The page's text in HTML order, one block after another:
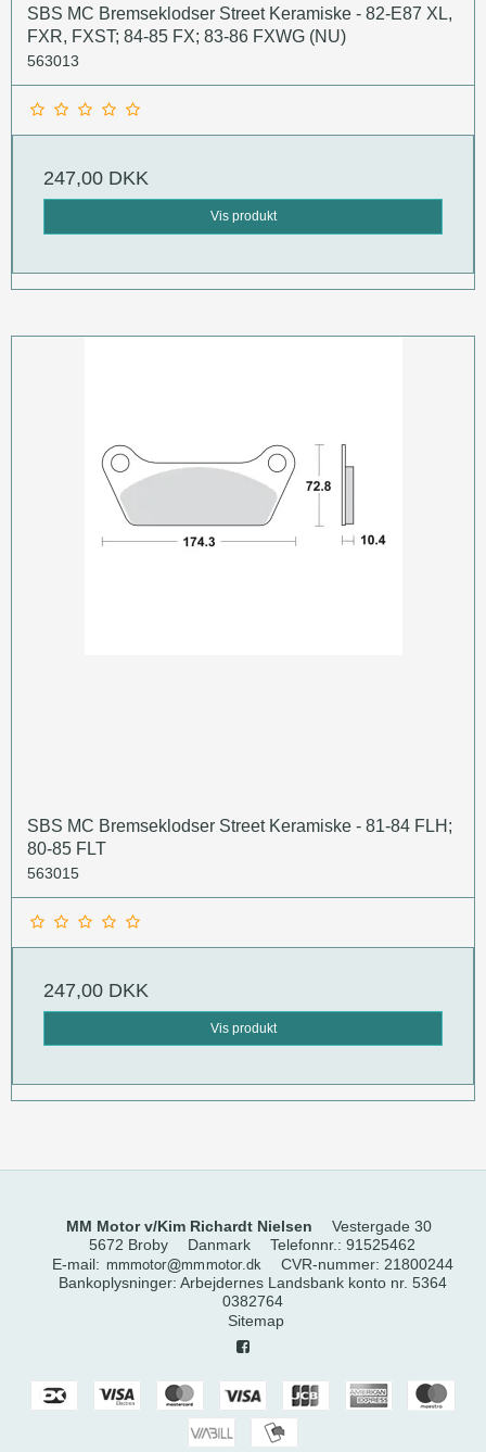
SBS MC Bremseklodser Street Keramiske - 82-E87 XL,
FXR, FXST; 84-85 FX; 83-86 FXWG (NU)
563013
247,00 DKK
Vis produkt
SBS MC Bremseklodser Street Keramiske - 81-84 FLH;
80-85 FLT
563015
247,00 DKK
Vis produkt
MM Motor v/Kim Richardt Nielsen
Vestergade 30
5672 Broby
Danmark Telefonnr.: 91525462
E-mail: CVR-nummer: 21800244
Bankoplysninger: Arbejdernes Landsbank konto nr. 5364
0382764
Sitemap